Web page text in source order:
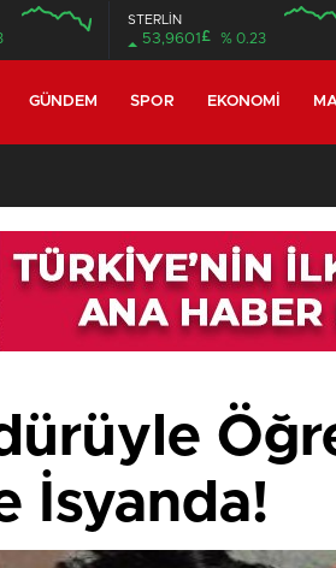
STERLİN
53,9601 £ % 0.23
GÜNDEM SPOR EKONOMI
İsyanda!